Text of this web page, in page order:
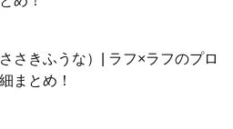
さきふうな）| ラフ×ラフのプロ
まとめ！